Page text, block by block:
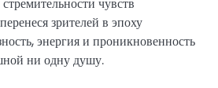
чувств
зрителей в эпоху
энергия и проникновенность
ни одну душу.